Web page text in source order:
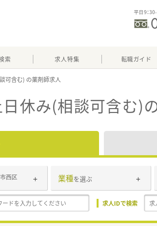
平日9：
索 求人特集 転職ガイド
可含む)
日休み(相談可含む)
西区 業種を選ぶ
求人IDで検索